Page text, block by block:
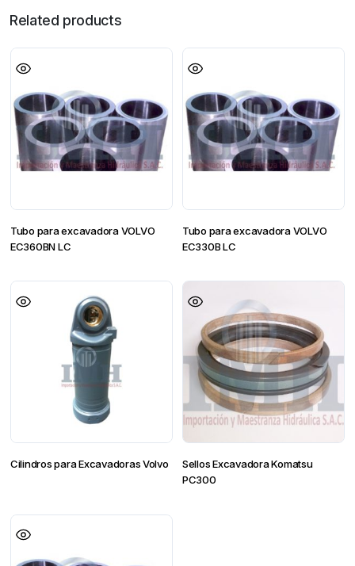
Related products
Tubo para excavadora VOLVO
EC360BN LC
Tubo para excavadora VOLVO
EC330B LC
Cilindros para Excavadoras Volvo
Sellos Excavadora Komatsu
PC300